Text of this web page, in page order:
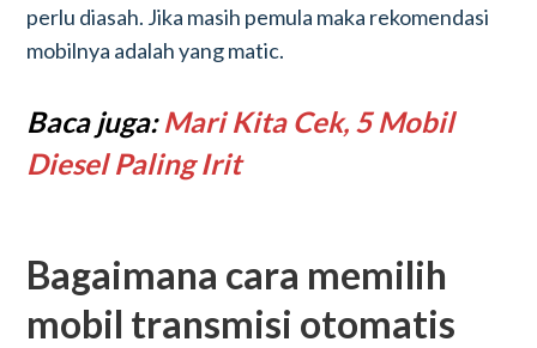
perlu diasah. Jika masih pemula maka rekomendasi
mobilnya adalah yang matic.
Baca juga:Mari Kita Cek, 5 Mobil
Diesel Paling Irit
Bagaimana cara memilih
mobil transmisi otomatis